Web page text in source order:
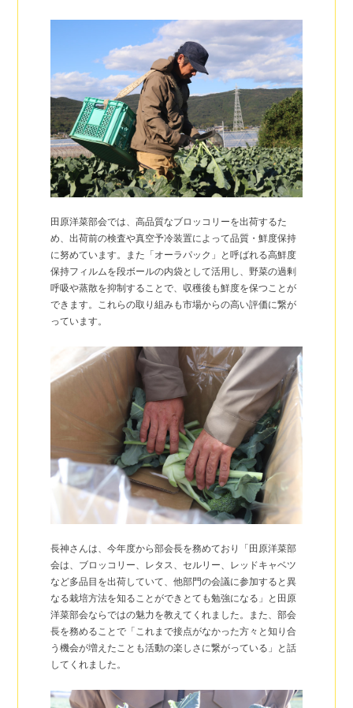
田原洋菜部会では、高品質なブロッコリーを出荷するた
め、出荷前の検査や真空予冷装置によって品質・鮮度保持
に努めています。また「オーラパック」と呼ばれる高鮮度
保持フィルムを段ボールの内袋として活用し、野菜の過剰
呼吸や蒸散を抑制することで、収穫後も鮮度を保つことが
できます。これらの取り組みも市場からの高い評価に繋が
っています。
長神さんは、今年度から部会長を務めており「田原洋菜部
会は、ブロッコリー、レタス、セルリー、レッドキャベツ
など多品目を出荷していて、他部門の会議に参加すると異
なる栽培方法を知ることができとても勉強になる」と田原
洋菜部会ならではの魅力を教えてくれました。また、部会
長を務めることで「これまで接点がなかった方々と知り合
う機会が増えたことも活動の楽しさに繋がっている」と話
してくれました。